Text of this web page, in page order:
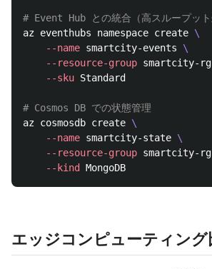
# Event Hub との統合（高スループット
az eventhubs namespace create \
--name smartcity-events \
--resource-group smartcity-rg
--sku Standard
# Cosmos DB での状態管理
az cosmosdb create \
--name smartcity-state \
--resource-group smartcity-rg
--kind
エッジコンピューティング